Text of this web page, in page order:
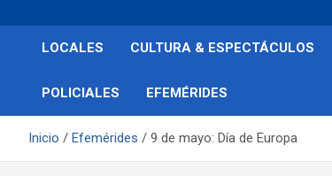
Infonoa Salta
LOCALES CULTURA & ESPECTÁCULOS
POLICIALES EFEMÉRIDES
Inicio Efemérides 9 de mayo: Día de Europa